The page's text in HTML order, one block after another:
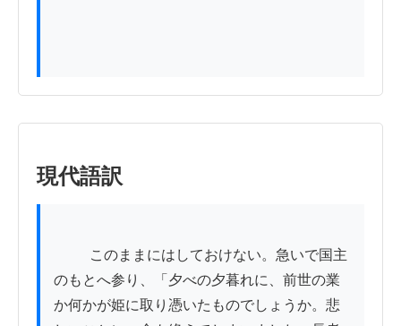
現代語訳
のもとへ参り、「夕べの夕暮れに、前世の業
か何かが姫に取り憑いたものでしょうか。悲